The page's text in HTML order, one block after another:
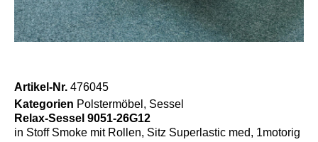
Artikel-Nr. 476045
Kategorien Polstermöbel , Sessel
Relax-Sessel 9051-26G12
in Stoff Smoke mit Rollen, Sitz Superlastic med, 1motorig